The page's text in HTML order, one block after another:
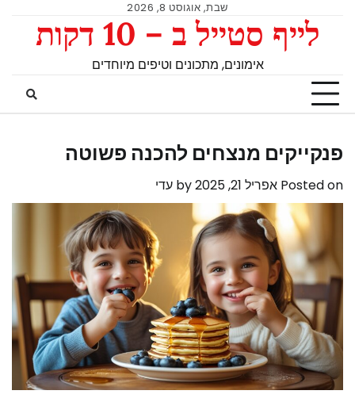
שבת, אוגוסט 8, 2026
לייף סטייל ב – 10 דקות
אימונים, מתכונים וטיפים מיוחדים
פנקייקים מנצחים להכנה פשוטה
Posted on אפריל 21, 2025 עדי